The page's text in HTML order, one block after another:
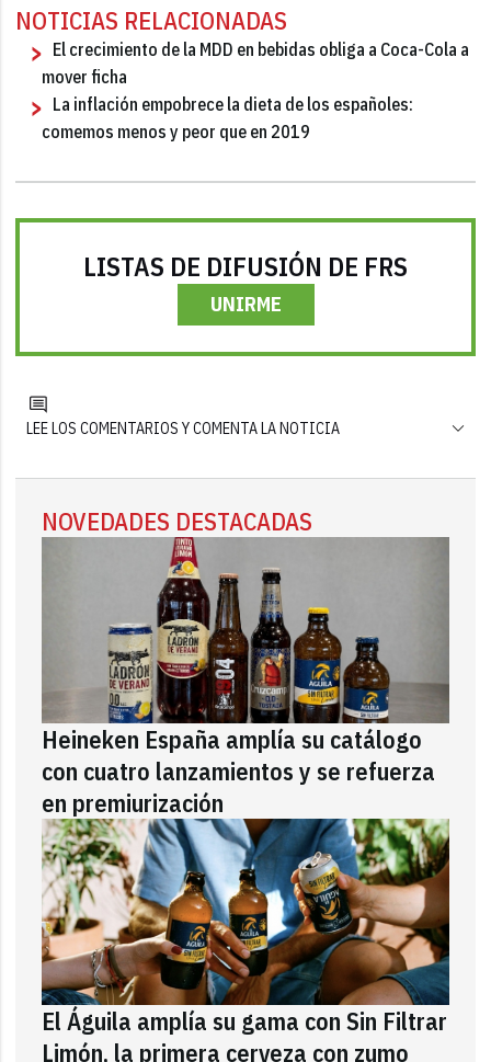
NOTICIAS RELACIONADAS
El crecimiento de la MDD en bebidas obliga a Coca-Cola a
mover ficha
La inflación empobrece la dieta de los españoles:
comemos menos y peor que en 2019
LISTAS DE DIFUSIÓN DE FRS
UNIRME
LEE LOS COMENTARIOS Y COMENTA LA NOTICIA
NOVEDADES DESTACADAS
Heineken España amplía su catálogo
con cuatro lanzamientos y se refuerza
en premiurización
El Águila amplía su gama con Sin Filtrar
Limón, la primera cerveza con zumo